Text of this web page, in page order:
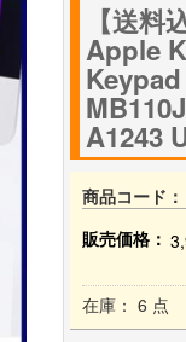
【送
Apple
A1243
商品コード：
販売価格：
在庫： 6 点